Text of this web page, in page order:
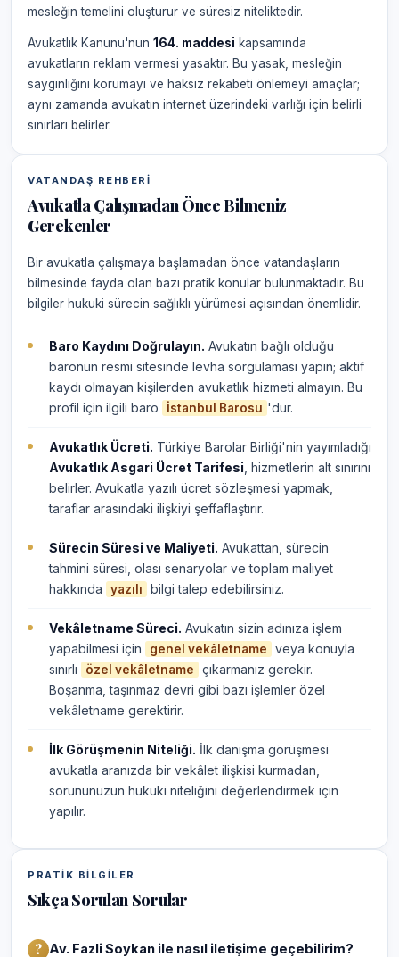
mesleğin temelini oluşturur ve süresiz niteliktedir.
Avukatlık Kanunu'nun 164. maddesi kapsamında
avukatların reklam vermesi yasaktır. Bu yasak, mesleğin
saygınlığını korumayı ve haksız rekabeti önlemeyi amaçlar;
aynı zamanda avukatın internet üzerindeki varlığı için belirli
sınırları belirler.
VATANDAŞ REHBERI
Avukatla Çalışmadan Önce Bilmeniz
Gerekenler
Bir avukatla çalışmaya başlamadan önce vatandaşların
bilmesinde fayda olan bazı pratik konular bulunmaktadır. Bu
bilgiler hukuki sürecin sağlıklı yürümesi açısından önemlidir.
Baro Kaydını Doğrulayın. Avukatın bağlı olduğu
baronun resmi sitesinde levha sorgulaması yapın; aktif
kaydı olmayan kişilerden avukatlık hizmeti almayın. Bu
profil için ilgili baro
İstanbul Barosu 'dur.
Avukatlık Ücreti. Türkiye Barolar Birliği'nin yayımladığı
Avukatlık Asgari Ücret Tarifesi , hizmetlerin alt sınırını
belirler. Avukatla yazılı ücret sözleşmesi yapmak,
taraflar arasındaki ilişkiyi şeffaflaştırır.
Sürecin Süresi ve Maliyeti. Avukattan, sürecin
tahmini süresi, olası senaryolar ve toplam maliyet
hakkında
yazılı bilgi talep edebilirsiniz.
Vekâletname Süreci. Avukatın sizin adınıza işlem
yapabilmesi için
genel vekâletname
veya konuyla
sınırlı
özel vekâletname
çıkarmanız gerekir.
Boşanma, taşınmaz devri gibi bazı işlemler özel
vekâletname gerektirir.
İlk Görüşmenin Niteliği. İlk danışma görüşmesi
avukatla aranızda bir vekâlet ilişkisi kurmadan,
sorununuzun hukuki niteliğini değerlendirmek için
yapılır.
PRATIK BILGILER
Sıkça Sorulan Sorular
Av. Fazli Soykan ile nasıl iletişime geçebilirim?